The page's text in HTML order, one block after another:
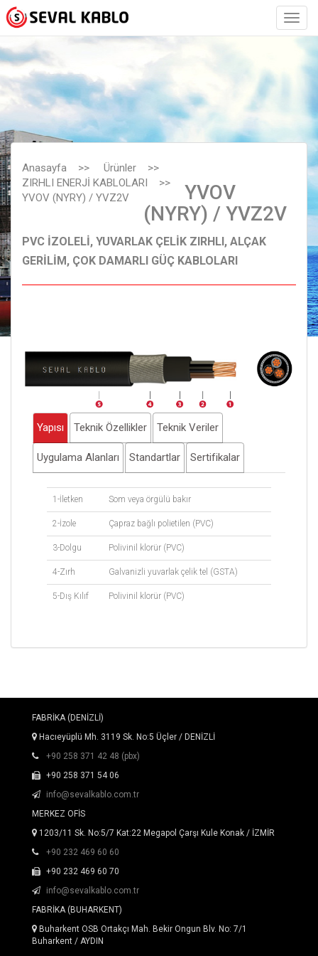
Anasayfa >> Ürünler >>
ZIRHLI ENERJİ KABLOLARI
>>
YVOV (NYRY) / YVZ2V
YVOV
(NYRY) / YVZ2V
PVC İZOLELİ, YUVARLAK ÇELİK ZIRHLI, ALÇAK
GERİLİM, ÇOK DAMARLI GÜÇ KABLOLARI
Yapısı Teknik Özellikler Teknik Veriler
Uygulama Alanları Standartlar Sertifikalar
1-İletken Som veya örgülü bakır
2-İzole Çapraz bağlı polietilen (PVC)
3-Dolgu Polivinil klorür (PVC)
4-Zırh Galvanizli yuvarlak çelik tel (GSTA)
5-Dış Kılıf Polivinil klorür (PVC)
FABRİKA (DENİZLİ)
Hacıeyüplü Mh. 3119 Sk. No:5 Üçler / DENİZLİ
+90 258 371 42 48 (pbx)
+90 258 371 54 06
info@sevalkablo.com.tr
MERKEZ OFİS
1203/11 Sk. No:5/7 Kat:22 Megapol Çarşı Kule Konak / İZMİR
+90 232 469 60 60
+90 232 469 60 70
info@sevalkablo.com.tr
FABRİKA (BUHARKENT)
Buharkent OSB Ortakçı Mah. Bekir Ongun Blv. No: 7/1
Buharkent / AYDIN